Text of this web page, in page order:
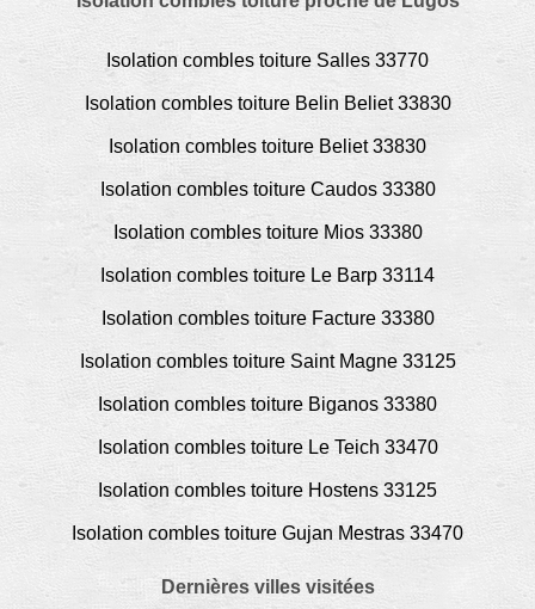
Isolation combles toiture Salles 33770
Isolation combles toiture Belin Beliet 33830
Isolation combles toiture Beliet 33830
Isolation combles toiture Caudos 33380
Isolation combles toiture Mios 33380
Isolation combles toiture Le Barp 33114
Isolation combles toiture Facture 33380
Isolation combles toiture Saint Magne 33125
Isolation combles toiture Biganos 33380
Isolation combles toiture Le Teich 33470
Isolation combles toiture Hostens 33125
Isolation combles toiture Gujan Mestras 33470
Dernières villes visitées